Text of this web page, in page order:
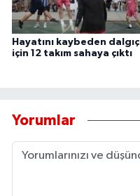
Hayatını kaybeden dalgıç
için 12 takım sahaya çıktı
Yorumlar